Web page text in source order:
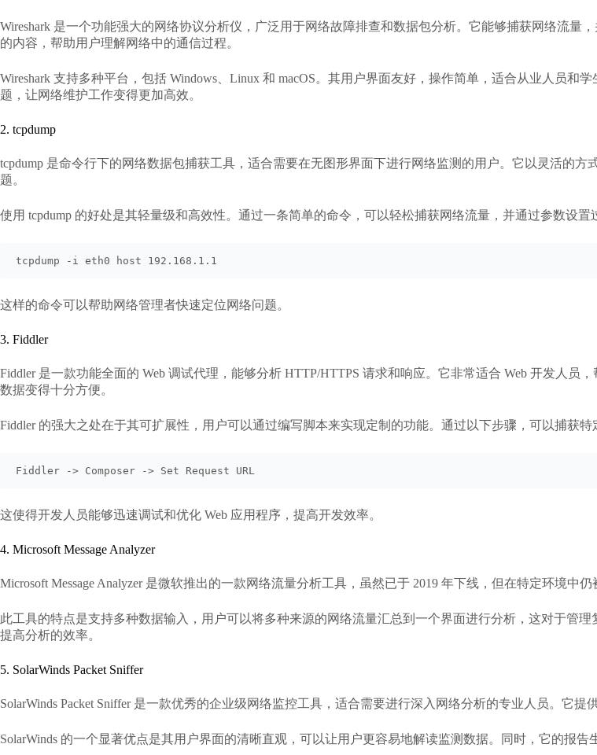
Wireshark 是一个功能强大的网络协议分析仪，广泛用于网络故障排查和数据包分析。它能够捕获网络流
的内容，帮助用户理解网络中的通信过程。
Wireshark 支持多种平台，包括 Windows、Linux 和 macOS。其用户界面友好，操作简单，适合从业人员和
题，让网络维护工作变得更加高效。
2. tcpdump
tcpdump 是命令行下的网络数据包捕获工具，适合需要在无图形界面下进行网络监测的用户。它以灵活的
题。
使用 tcpdump 的好处是其轻量级和高效性。通过一条简单的命令，可以轻松捕获网络流量，并通过参数设
tcpdump -i eth0 host 192.168.1.1
这样的命令可以帮助网络管理者快速定位网络问题。
3. Fiddler
Fiddler 是一款功能全面的 Web 调试代理，能够分析 HTTP/HTTPS 请求和响应。它非常适合 Web 开发人
数据变得十分方便。
Fiddler 的强大之处在于其可扩展性，用户可以通过编写脚本来实现定制的功能。通过以下步骤，可以捕获特
Fiddler -> Composer -> Set Request URL
这使得开发人员能够迅速调试和优化 Web 应用程序，提高开发效率。
4. Microsoft Message Analyzer
Microsoft Message Analyzer 是微软推出的一款网络流量分析工具，虽然已于 2019 年下线，但在特定环境中
此工具的特点是支持多种数据输入，用户可以将多种来源的网络流量汇总到一个界面进行分析，这对于管
提高分析的效率。
5. SolarWinds Packet Sniffer
SolarWinds Packet Sniffer 是一款优秀的企业级网络监控工具，适合需要进行深入网络分析的专业人员。它
SolarWinds 的一个显著优点是其用户界面的清晰直观，可以让用户更容易地解读监测数据。同时，它的报